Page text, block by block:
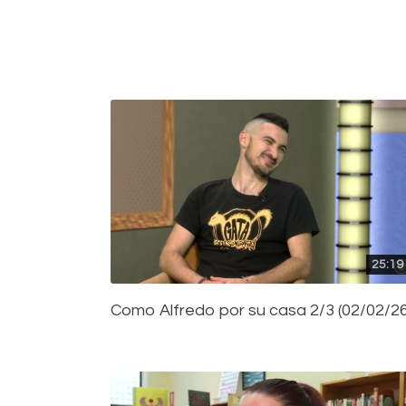
25:19
Como Alfredo por su casa 2/3 (02/02/